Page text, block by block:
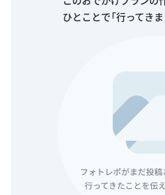
ひとことで「行ってきま